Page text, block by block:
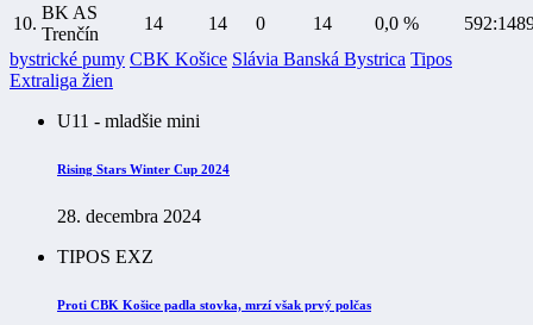
10.
BK AS
Trenčín
14 14 0 14 0,0 %
bystrické pumy CBK Košice Slávia Banská Bystrica Tipos
Extraliga žien
U11 - mladšie mini
Rising Stars Winter Cup 2024
28. decembra 2024
TIPOS EXZ
Proti CBK Košice padla stovka, mrzí však prvý polčas